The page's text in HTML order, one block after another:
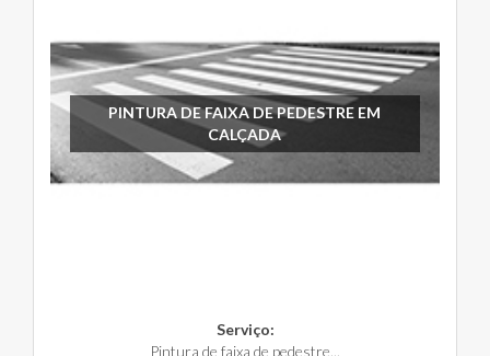
PINTURA DE FAIXA DE PEDESTRE EM
CALÇADA
Serviço:
Pintura de faixa de pedestre...